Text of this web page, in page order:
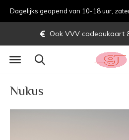
Gratis verzending
Nukus